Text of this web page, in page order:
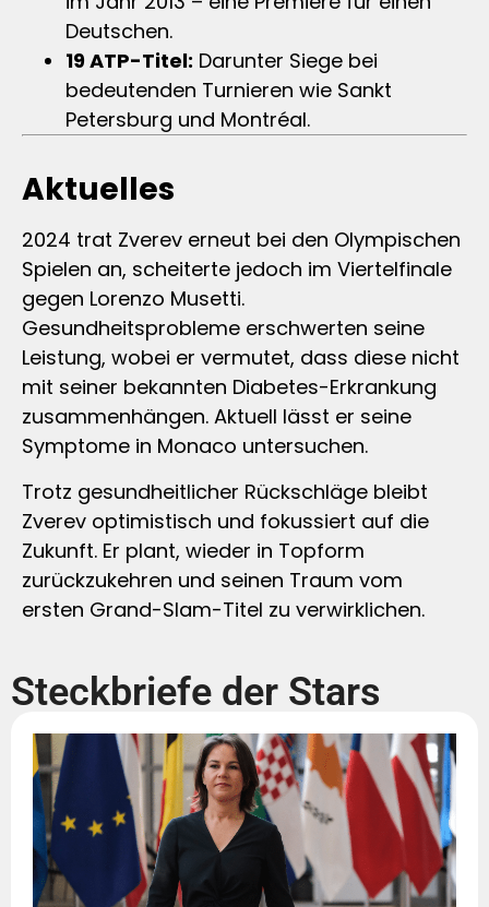
Deutschen.
19 ATP-Titel: Darunter Siege bei
bedeutenden Turnieren wie Sankt
Petersburg und Montréal.
Aktuelles
2024 trat Zverev erneut bei den Olympischen
Spielen an, scheiterte jedoch im Viertelfinale
gegen Lorenzo Musetti.
Gesundheitsprobleme erschwerten seine
Leistung, wobei er vermutet, dass diese nicht
mit seiner bekannten Diabetes-Erkrankung
zusammenhängen. Aktuell lässt er seine
Symptome in Monaco untersuchen.
Trotz gesundheitlicher Rückschläge bleibt
Zverev optimistisch und fokussiert auf die
Zukunft. Er plant, wieder in Topform
zurückzukehren und seinen Traum vom
ersten Grand-Slam-Titel zu verwirklichen.
Steckbriefe der Stars